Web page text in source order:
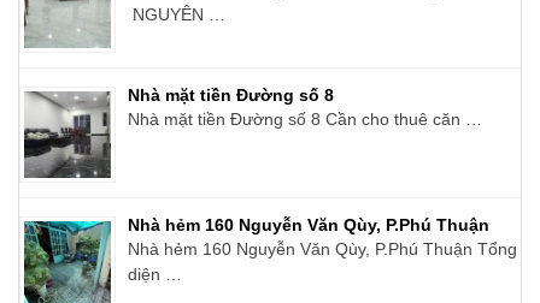
NGUYÊN …
Nhà mặt tiền Đường số 8
Nhà mặt tiền Đường số 8 Cần cho thuê căn …
Nhà hẻm 160 Nguyễn Văn Qùy, P.Phú Thuận
Nhà hẻm 160 Nguyễn Văn Qùy, P.Phú Thuận Tổng
diện …